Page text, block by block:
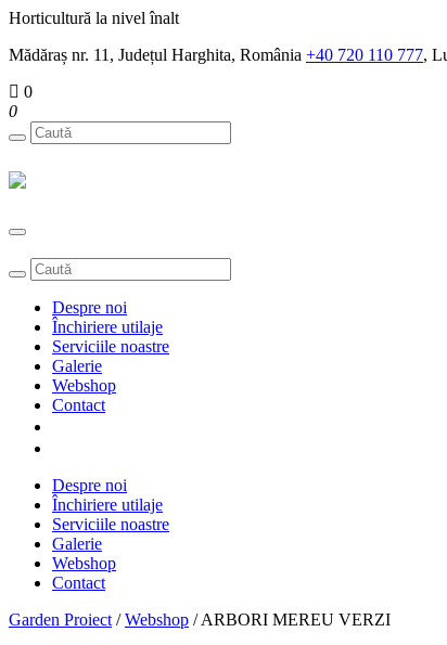
Horticultură la nivel înalt
Mădăraș nr. 11, Județul Harghita, România +40 720 110 777,
0
0
Toggle
navigation
Despre noi
Închiriere utilaje
Serviciile noastre
Galerie
Webshop
Contact
Despre noi
Închiriere utilaje
Serviciile noastre
Galerie
Webshop
Contact
Garden Proiect /Webshop / ARBORI MEREU VERZI